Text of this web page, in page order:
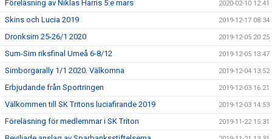
Föreläsning av Niklas Harris 5:e mars 2020-02-10 12:41
Skins och Lucia 2019 2019-12-17 08:34
Dronksim 25-26/1 2020 2019-12-05 20:25
Sum-Sim riksfinal Umeå 6-8/12 2019-12-05 13:47
Simborgarally 1/1 2020. Välkomna 2019-12-04 13:52
Erbjudande från Sportringen 2019-12-03 16:21
Välkommen till SK Tritons luciafirande 2019 2019-12-03 14:53
Föreläsning för medlemmar i SK Triton 2019-11-22 15:31